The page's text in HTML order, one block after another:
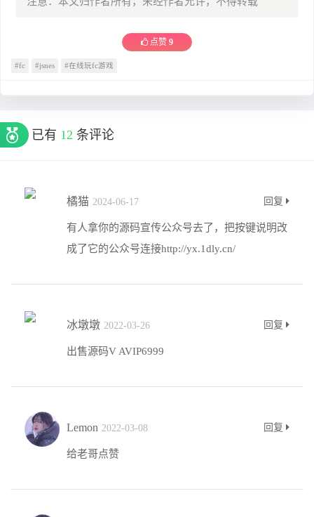
点赞 9
#fc #jsnes #在线玩fc游戏
已有 12 条评论
橘猫 2024-06-17 回复
有人拿你的源码宣传公众号去了，把按键说明改
成了它的公众号连接http://yx.1dly.cn/
冰墩墩 2022-03-26 回复
出售源码V AVIP6999
Lemon 2022-03-08 回复
给老哥点赞